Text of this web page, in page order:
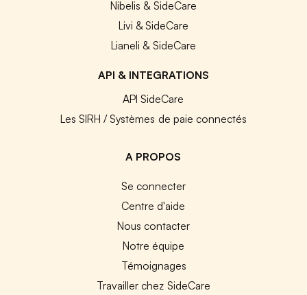
Nibelis & SideCare
Livi & SideCare
Lianeli & SideCare
API & INTEGRATIONS
API SideCare
Les SIRH / Systèmes de paie connectés
A PROPOS
Se connecter
Centre d'aide
Nous contacter
Notre équipe
Témoignages
Travailler chez SideCare